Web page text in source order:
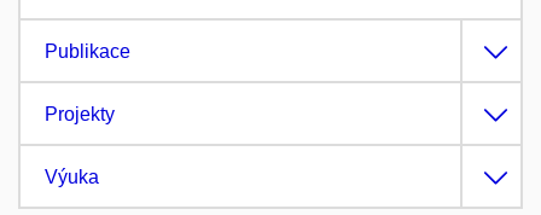
Publikace
Projekty
Výuka